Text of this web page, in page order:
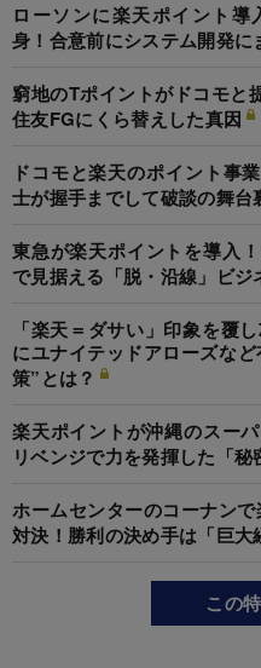
ローソンに楽天ポイント
身！合意前にシステム開発に
窮地のTポイントがドコモと
住友FGにくら替えした真因
ドコモと楽天のポイント事
士が握手までして破談の舞
東急が楽天ポイントを導入
で見据える「脱・沿線」ビジ
「楽天＝ダサい」印象を覆
にユナイテッドアローズな
策”とは？
楽天ポイントが沖縄のスー
リベンジで力を発揮した「秘
ホームセンターのコーナン
対決！勝利の決め手は「巨大
この